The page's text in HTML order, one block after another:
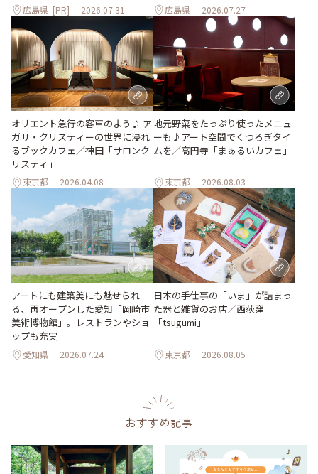
広島県 [PR] 2026.07.31 広島県 2026.07.27
オリエント急行の客車のよう♪ ア
ガサ・クリスティーの世界に浸れ
るブックカフェ／神田「サロンク
リスティ」
東京都 2026.04.08
地元野菜をたっぷり使ったメニュ
ーも♪アート空間でくつろぎタイ
ムを／高円寺「まぁるいカフェ」
東京都 2026.08.03
アートにも建築美にも魅せられ
る、再オープンした愛知「岡崎市
美術博物館」。レストランやショ
ップも充実
愛知県 2026.07.24
日本の手仕事の「いま」が詰まっ
た器と雑貨のお店／西荻窪
「tsugumi」
東京都 2026.08.05
おすすめ記事